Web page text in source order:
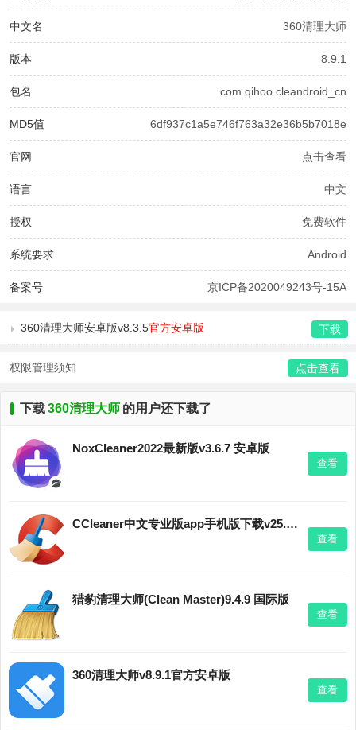
中文名 360清理大师
版本 8.9.1
包名 com.qihoo.cleandroid_cn
MD5值 6df937c1a5e746f763a32e36b5b7018e
官网 点击查看
语言 中文
授权 免费软件
系统要求 Android
备案号 京ICP备2020049243号-15A
360清理大师安卓版v8.3.5官方安卓版 下载
权限管理须知 点击查看
下载360清理大师 的用户还下载了
NoxCleaner2022最新版v3.6.7 安卓版
查看
CCleaner中文专业版app手机版下载v25.13.0安卓版
查看
猎豹清理大师(Clean Master)9.4.9 国际版
查看
360清理大师v8.9.1官方安卓版
查看